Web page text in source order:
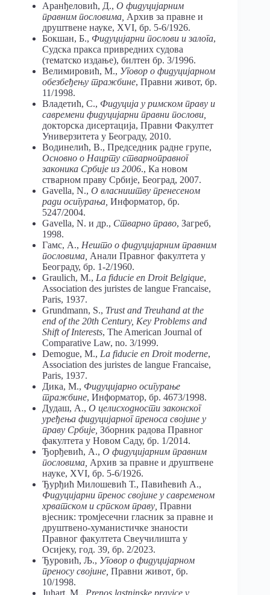
Аранђеловић, Д., О фидуцијарним
правним пословима, Архив за правне и
друштвене науке, XVI, бр. 5-6/1926.
Бокшан, Б., Фидуцијарни послови и залога,
Судска пракса привредних судова
(тематско издање), билтен бр. 3/1996.
Велимировић, М., Уговор о фидуцијарном
обезбеђењу тражбине, Правни живот, бр.
11/1998.
Владетић, С., Фидуција у римском праву и
савремени фидуцијарни правни послови,
докторска дисертација, Правни Факултет
Универзитета у Београду, 2010.
Водинелић, В., Председник радне групе,
Основно о Нацрту стварноправног
законика Србије из 2006., Ка новом
стварном праву Србије, Београд, 2007.
Gavella, N., О власништву пренесеном
ради осигурања, Информатор, бр.
5247/2004.
Gavella, N. и др., Стварно право, Загреб,
1998.
Гамс, А., Нешто о фидуцијарним правним
пословима, Анали Правног факултета у
Београду, бр. 1-2/1960.
Graulich, М., La fiducie en Droit Belgique,
Association des juristes de langue Francaise,
Paris, 1937.
Grundmann, S., Trust and Treuhand at the
end of the 20th Century, Key Problems and
Shift of Interests, The American Journal of
Comparative Law, no. 3/1999.
Demogue, М., La fiducie en Droit moderne,
Association des juristes de langue Francaise,
Paris, 1937.
Дика, М., Фидуцијарно осигурање
тражбине, Информатор, бр. 4673/1998.
Дудаш, А., О целисходности законског
уређења фидуцијарног преноса својине у
праву Србије, Зборник радова Правног
факултета у Новом Саду, бр. 1/2014.
Ђорђевић, А., О фидуцијарним правним
пословима, Архив за правне и друштвене
науке, XVI, бр. 5-6/1926.
Ђурђић Милошевић Т., Павићевић А.,
Фидуцијарни пренос својине у савременом
хрватском и српском праву, Правни
вјесник: тромјесечни гласник за правне и
друштвено-хуманистичке знаности
Правног факултета Свеучилишта у
Осијеку, год. 39, бр. 2/2023.
Ђуровић, Љ., Уговор о фидуцијарном
преносу својине, Правни живот бр.
10/1998.